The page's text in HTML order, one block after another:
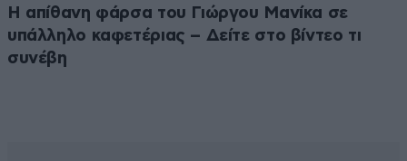
Η απίθανη φάρσα του Γιώργου Μανίκα σε
υπάλληλο καφετέριας – Δείτε στο βίντεο τι
συνέβη